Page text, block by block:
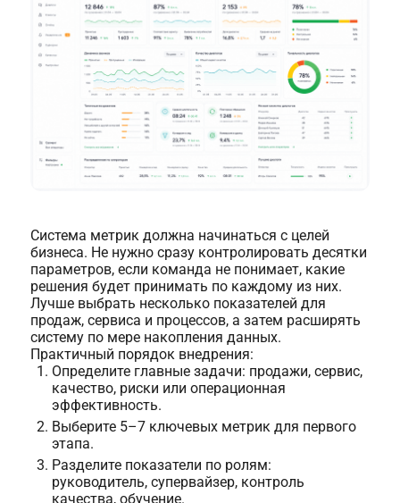
Система метрик должна начинаться с целей
бизнеса. Не нужно сразу контролировать десятки
параметров, если команда не понимает, какие
решения будет принимать по каждому из них.
Лучше выбрать несколько показателей для
продаж, сервиса и процессов, а затем расширять
систему по мере накопления данных.
Практичный порядок внедрения:
Определите главные задачи: продажи, сервис,
качество, риски или операционная
эффективность.
Выберите 5–7 ключевых метрик для первого
этапа.
Разделите показатели по ролям:
руководитель, супервайзер, контроль
качества, обучение.